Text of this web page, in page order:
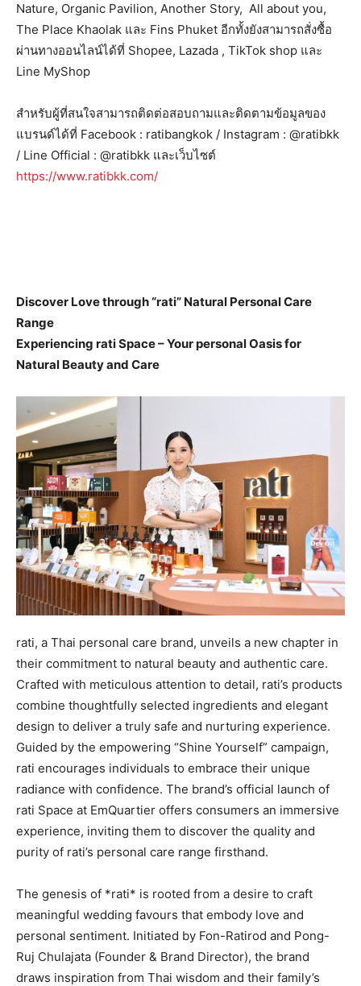
Nature, Organic Pavilion, Another Story, All about you,
The Place Khaolak และ Fins Phuket อีกทั้งยังสามารถสั่งซื้อ
ผ่านทางออนไลน์ได้ที่ Shopee, Lazada , TikTok shop และ
Line MyShop
สำหรับผู้ที่สนใจสามารถติดต่อสอบถามและติดตามข้อมูลของ
แบรนด์ได้ที่ Facebook : ratibangkok / Instagram : @ratibkk
/ Line Official : @ratibkk และเว็บไซต์
https://www.ratibkk.com/
Discover Love through “rati” Natural Personal Care
Range
Experiencing rati Space – Your personal Oasis for
Natural Beauty and Care
rati, a Thai personal care brand, unveils a new chapter in
their commitment to natural beauty and authentic care.
Crafted with meticulous attention to detail, rati’s products
combine thoughtfully selected ingredients and elegant
design to deliver a truly safe and nurturing experience.
Guided by the empowering “Shine Yourself” campaign,
rati encourages individuals to embrace their unique
radiance with confidence. The brand’s official launch of
rati Space at EmQuartier offers consumers an immersive
experience, inviting them to discover the quality and
purity of rati’s personal care range firsthand.
The genesis of *rati* is rooted from a desire to craft
meaningful wedding favours that embody love and
personal sentiment. Initiated by Fon-Ratirod and Pong-
Ruj Chulajata (Founder & Brand Director), the brand
draws inspiration from Thai wisdom and their family’s